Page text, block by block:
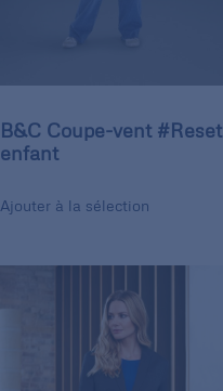
B&C Coupe-vent #Reset
enfant
Ajouter à la sélection